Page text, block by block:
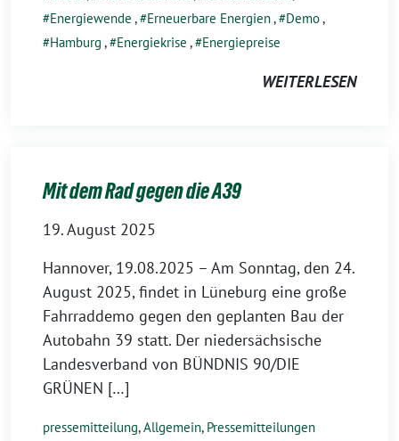
Energiewende , Erneuerbare Energien, Demo,
Hamburg , Energiekrise , Energiepreise
WEITERLESEN
Mit dem Rad gegen die A39
19. August 2025
Hannover, 19.08.2025 – Am Sonntag, den 24.
August 2025, findet in Lüneburg eine große
Fahrraddemo gegen den geplanten Bau der
Autobahn 39 statt. Der niedersächsische
Landesverband von BÜNDNIS 90/DIE
GRÜNEN […]
pressemitteilung,Allgemein, Pressemitteilungen